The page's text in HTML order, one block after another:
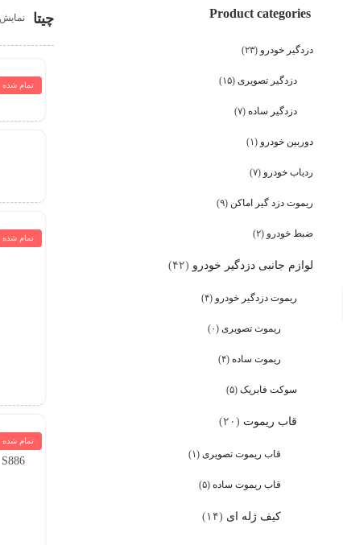
چیتا نمایش
تمام شده
تمام شده
تمام شده
Product categories
دزدگیر خودرو (۲۳)
دزدگیر تصویری (۱۵)
دزدگیر ساده (۷)
دوربین خودرو (۱)
ردیاب خودرو (۷)
ریموت دزد گیر اماکن (۹)
ضبط خودرو (۲)
لوازم جانبی دزدگیر خودرو (۴۲)
ریموت دزدگیر خودرو (۴)
ریموت تصویری (۰)
ریموت ساده (۴)
سوکت فابریک (۵)
قاب ریموت (۲۰)
قاب ریموت تصویری (۱)
قاب ریموت ساده (۵)
کیف ژله ای (۱۴)